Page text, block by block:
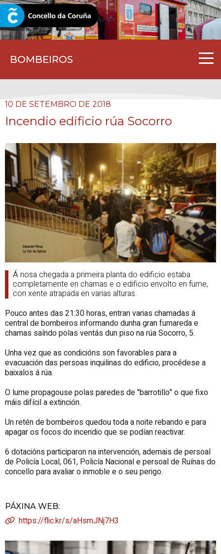
BOMBEIROS
CORUNA.GAL
10 DE SETEMBRO DE 2018
Incendio edificio rúa Socorro
Á nosa chegada a primeira planta do edificio estaba
completamente en chamas e o edificio envolto en fume,
con xente atrapada en varias alturas.
Pouco antes das 21:30 horas, entran varias chamadas á
central de bombeiros informando dunha gran fumareda e
chamas saíndo polas ventás dun piso na rúa Socorro, 5.
Unha vez que as condicións son favorables para a
evacuación das persoas inquilinas do edificio, procédese a
baixalos á rúa.
O lume propagouse polas paredes de "barrotillo" o que fixo
máis difícil a extinción.
Un retén de bombeiros quedou toda a noite rebando e para
apagar os focos do incendio que se podían reactivar.
6 dotacións participaron na intervención, ademais de persoal
de Policía Local, 061, Policía Nacional e persoal de Ruínas do
concello para avaliar o inmoble e o seu perigo.
PÁXINA WEB:
https://flic.kr/s/aHsmJNj7H3